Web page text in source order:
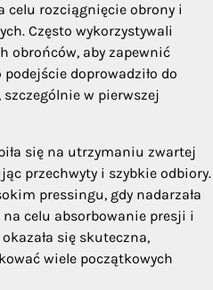
rozciągnięcie obrony i
Często wykorzystywali
obrońców, aby zapewnić
doprowadziło do
w pierwszej
się na utrzymaniu zwartej
przechwyty i szybkie odbiory.
pressingu, gdy nadarzała
na celu absorbowanie presji i
się skuteczna,
wiele początkowych